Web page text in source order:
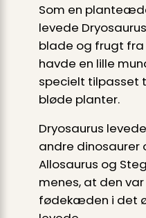
Som en
levede
blade og frugt
havde en lille
specielt tilpasset
bløde planter.
Dryosaurus
andre dinosaurer
Allosaurus og
menes, at den
fødekæden i det